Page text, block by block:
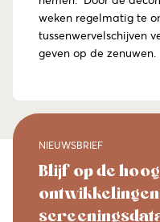
weken regelmatig te
tussenwervelschijven
geven op de zenuwen.
NIEUWSBRIEF
Blijf op de
ontwikkelingen